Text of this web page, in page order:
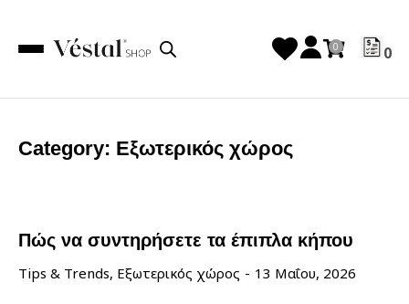
0
Category: Εξωτερικός χώρος
Πώς να συντηρήσετε τα έπιπλα κήπου
Tips & Trends, Εξωτερικός χώρος 13 Μαΐου, 2026